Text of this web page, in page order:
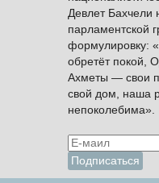
Девлет Бахчели
парламентской
формулировку:
обретёт покой,
Ахметы — свои
свой дом, наша